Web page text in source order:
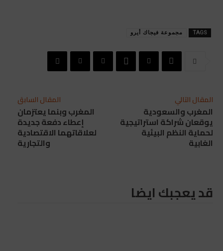
TAGS مجموعة فيجاك أيرو
المقال السابق
المغرب وبنما يعتزمان
إعطاء دفعة جديدة
لعلاقاتهما الاقتصادية
والتجارية
المقال التالي
المغرب والسعودية
يوقعان شراكة استراتيجية
لحماية النظم البيئية
الغابية
قد يعجبك ايضا